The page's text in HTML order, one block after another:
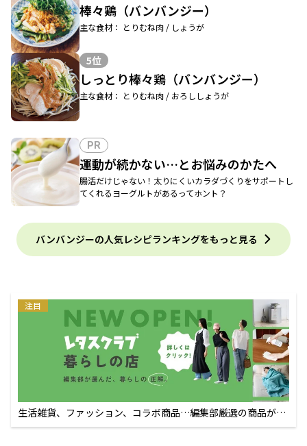
棒々鶏（バンバンジー）
主な食材： とりむね肉 / しょうが
5位
しっとり棒々鶏（バンバンジー）
主な食材： とりむね肉 / おろししょうが
PR
運動が続かない…とお悩みのかたへ
腸活だけじゃない！太りにくいカラダづくりをサポートし
てくれるヨーグルトがあるってホント？
バンバンジーの人気レシピランキングをもっと見る
注目
生活雑貨、ファッション、コラボ商品…編集部厳選の商品が買
えるECサイト